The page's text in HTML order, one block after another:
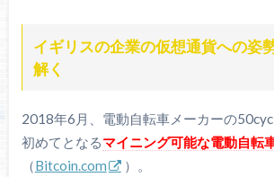
イギリスの企業の仮想通貨への姿
解く
2018年6月、電動自転車メーカーの
初めてとなるマイニング可能な電動自転
（Bitcoin.com ）。